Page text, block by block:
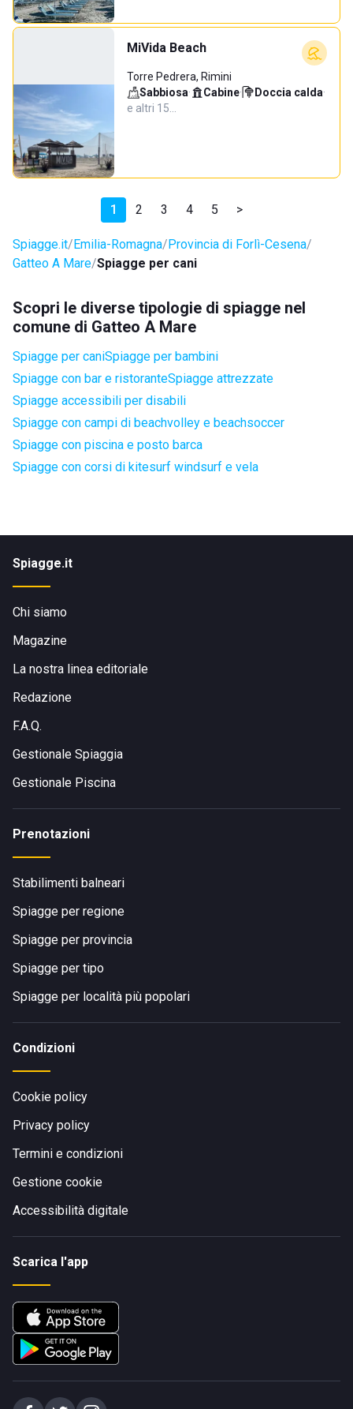
MiVida Beach
Torre Pedrera, Rimini
Sabbiosa· Cabine· Doccia calda·
e altri 15…
1 2 3 4 5 >
Spiagge.it Emilia-Romagna Provincia di Forlì-Cesena
Gatteo A Mare Spiagge per cani
Scopri le diverse tipologie di spiagge nel
comune di Gatteo A Mare
Spiagge per caniSpiagge per bambini
Spiagge con bar e ristoranteSpiagge attrezzate
Spiagge accessibili per disabili
Spiagge con campi di beachvolley e beachsoccer
Spiagge con piscina e posto barca
Spiagge con corsi di kitesurf windsurf e vela
Spiagge.it
Chi siamo
Magazine
La nostra linea editoriale
Redazione
F.A.Q.
Gestionale Spiaggia
Gestionale Piscina
Prenotazioni
Stabilimenti balneari
Spiagge per regione
Spiagge per provincia
Spiagge per tipo
Spiagge per località più popolari
Condizioni
Cookie policy
Privacy policy
Termini e condizioni
Gestione cookie
Accessibilità digitale
Scarica l'app